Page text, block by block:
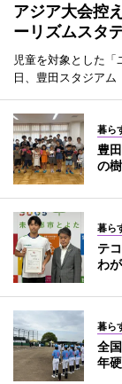
アジア大会控
ーリズムスタ
児童を対象とした
日、豊田スタジアム
暮ら
豊
の
暮ら
テ
わ
暮ら
全
年